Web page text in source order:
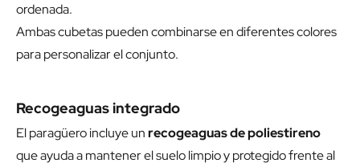
ordenada.
Ambas cubetas pueden combinarse en diferentes colores
para personalizar el conjunto.
Recogeaguas integrado
El paragüero incluye unrecogeaguas de poliestireno
que ayuda a mantener el suelo limpio y protegido frente al